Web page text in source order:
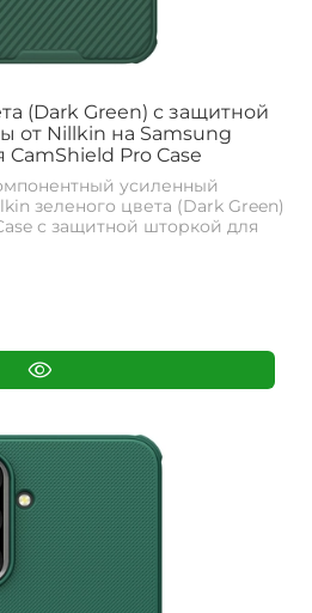
(Dark Green) с защитной
от Nillkin на Samsung
CamShield Pro Case
усиленный
зеленого цвета (Dark Green)
с защитной шторкой для